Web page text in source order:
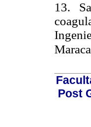
13.
Post